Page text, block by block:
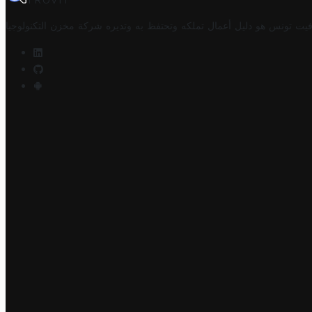
تونس هو دليل أعمال تملكه وتحتفظ به وتديره شركة مخزن التكنولوجيا